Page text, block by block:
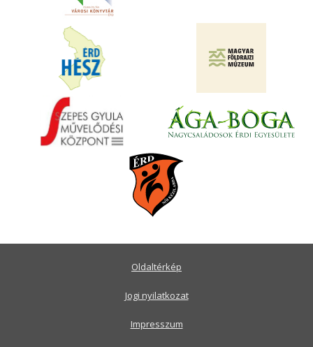
Oldaltérkép
Jogi nyilatkozat
Impresszum